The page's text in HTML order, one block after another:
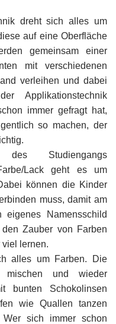
dreht sich alles um
auf eine Oberfläche
gemeinsam einer
mit verschiedenen
verleihen und dabei
Applikationstechnik
immer gefragt hat,
so machen, der
des Studiengangs
Lack geht es um
können die Kinder
muss, damit am
Namensschild
Zauber von Farben
viel lernen.
alles um Farben. Die
mischen und wieder
bunten Schokolinsen
wie Quallen tanzen
sich immer schon